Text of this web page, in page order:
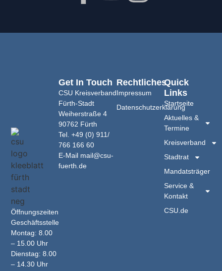
Öffnungszeiten
Geschäftsstelle
Montag: 8.00
– 15.00 Uhr
Dienstag: 8.00
– 14.30 Uhr
Rechtliches
Impressum
Datenschutzerklärung
Quick
Links
Startseite
Aktuelles &
Termine
Kreisverband
Stadtrat
Mandatsträger
Service &
Kontakt
CSU.de
Get In Touch
CSU Kreisverband
Fürth-Stadt
Weiherstraße 4
90762 Fürth
Tel. +49 (0) 911/
766 166 60
E-Mail mail@csu-
fuerth.de